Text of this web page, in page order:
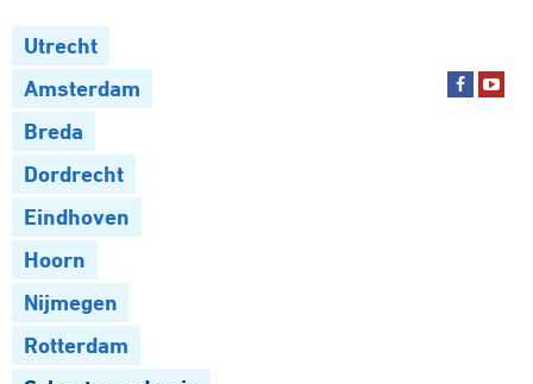
Utrecht
Amsterdam
Breda
Dordrecht
Eindhoven
Hoorn
Nijmegen
Rotterdam